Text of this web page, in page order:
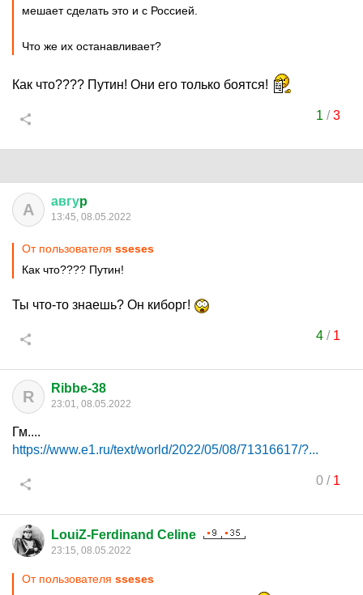
мешает сделать это и с Россией.
Что же их останавливает?
Как что???? Путин! Они его только боятся!
1 /3
А авгуp
13:45, 08.05.2022
От пользователя sseses
Как что???? Путин!
Ты что-то знаешь? Он киборг!
4/ 1
R Ribbe-38
23:01, 08.05.2022
Гм....
https://www.e1.ru/text/world/2022/05/08/71316617/?...
0/ 1
LouiZ-Ferdinand Celine
23:15, 08.05.2022
От пользователя sseses